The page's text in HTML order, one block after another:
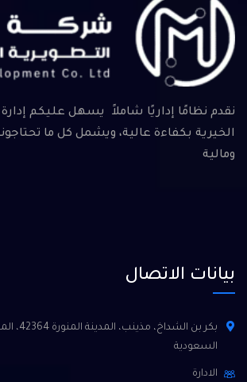
نقدم نظامًا إداريًا شاملاً يسهل عليكم
الخيرية بكفاءة عالية، ويشمل كل ما
ومالية
بيانات الاتصال
بكر بن
السعودية
الادارة